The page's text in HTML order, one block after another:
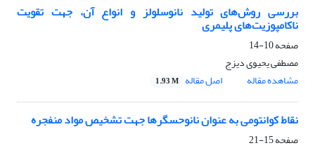
بررسی روش‌های تولید نانوسلولز و انواع آن، جهت تقویت
ناکامپوزیت‌های پلیمری
صفحه10-14
مصطفی یحیوی دیزج
مشاهده مقاله
اصل مقاله 1.93 M
نقاط کوانتومی به عنوان نانوحسگرها جهت تشخیص مواد منفجره
صفحه15-21